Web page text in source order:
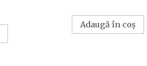
Adaugă în coș